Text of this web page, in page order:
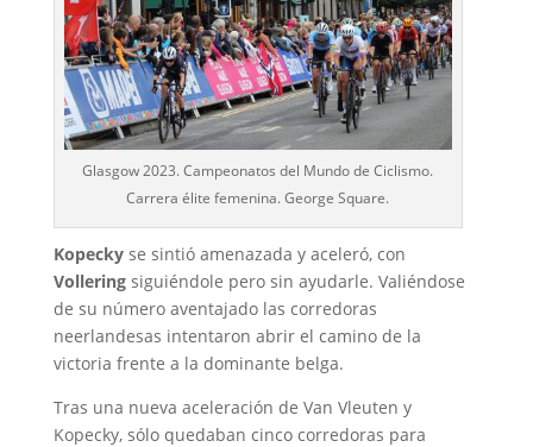
Glasgow 2023. Campeonatos del Mundo de Ciclismo.
Carrera élite femenina. George Square.
Kopeckyse sintió amenazada y aceleró, con
Volleringsiguiéndole pero sin ayudarle. Valiéndose
de su número aventajado las corredoras
neerlandesas intentaron abrir el camino de la
victoria frente a la dominante belga.
Tras una nueva aceleración de Van Vleuten y
Kopecky, sólo quedaban cinco corredoras para